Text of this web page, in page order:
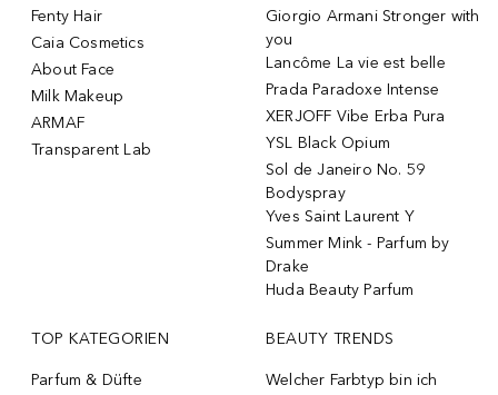
Fenty Hair
Caia Cosmetics
About Face
Milk Makeup
ARMAF
Transparent Lab
Giorgio Armani Stronger with
you
Lancôme La vie est belle
Prada Paradoxe Intense
XERJOFF Vibe Erba Pura
YSL Black Opium
Sol de Janeiro No. 59
Bodyspray
Yves Saint Laurent Y
Summer Mink - Parfum by
Drake
Huda Beauty Parfum
TOP KATEGORIEN
Parfum & Düfte
BEAUTY TRENDS
Welcher Farbtyp bin ich